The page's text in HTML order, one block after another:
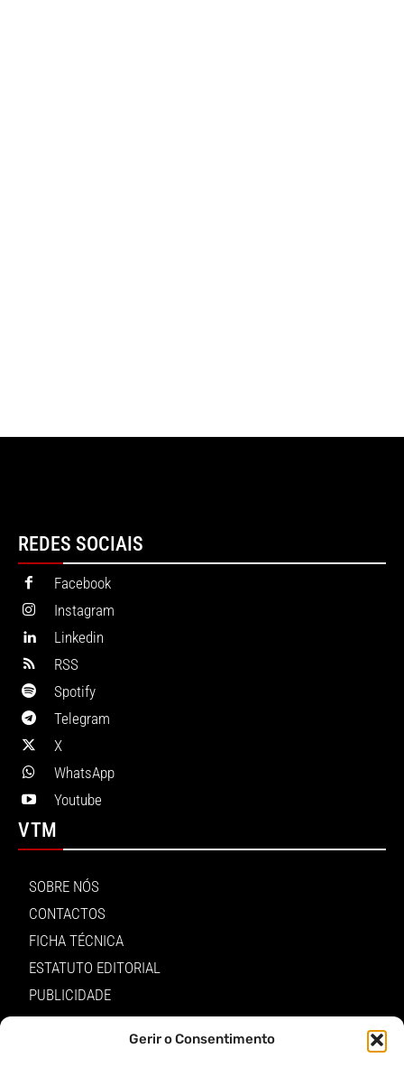
Gerir o Consentimento
REDES SOCIAIS
Facebook
Instagram
Linkedin
RSS
Spotify
Telegram
X
WhatsApp
Youtube
VTM
SOBRE NÓS
CONTACTOS
FICHA TÉCNICA
ESTATUTO EDITORIAL
PUBLICIDADE
LOJA